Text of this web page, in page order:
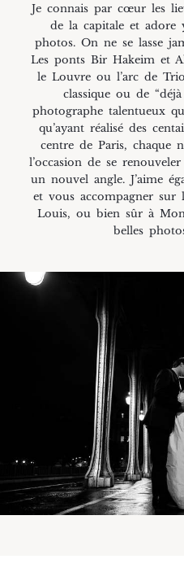
Je connais par cœur les
de la capitale et adore
photos. On ne se lasse
Les ponts Bir Hakeim et
le Louvre ou l’arc de
classique ou de
photographe talentueux
qu’ayant réalisé des
centre de Paris, chaque
l’occasion de se
un nouvel angle. J’aime
et vous accompagner sur
Louis, ou bien sûr à
belles